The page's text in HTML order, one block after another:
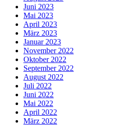
Juni 2023
Mai 2023
April 2023
März 2023
Januar 2023
November 2022
Oktober 2022
September 2022
August 2022
Juli 2022
Juni 2022
Mai 2022
April 2022
März 2022